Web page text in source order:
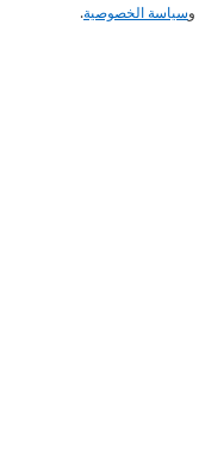
وسياسة الخصوصية.